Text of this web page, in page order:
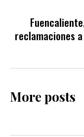
reclamaciones
More posts